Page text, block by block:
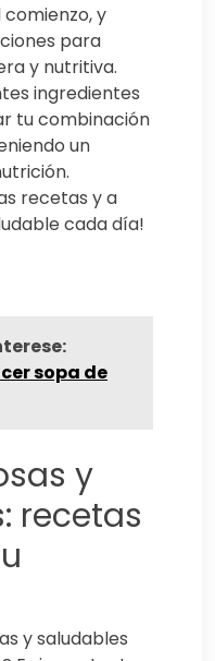
y
para
y nutritiva.
ingredientes
tu combinación
un
recetas y a
cada día!
sopa de
y
recetas
y saludables